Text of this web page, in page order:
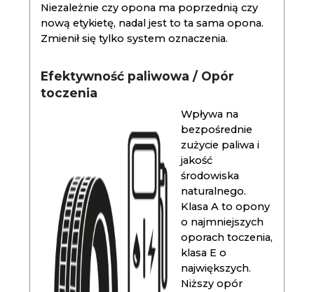
Niezależnie czy opona ma poprzednią czy
nową etykietę, nadal jest to ta sama opona.
Zmienił się tylko system oznaczenia.
Efektywność paliwowa / Opór
toczenia
Wpływa na
bezpośrednie
zużycie paliwa i
jakość
środowiska
naturalnego.
Klasa A to opony
o najmniejszych
oporach toczenia,
klasa E o
największych.
Niższy opór